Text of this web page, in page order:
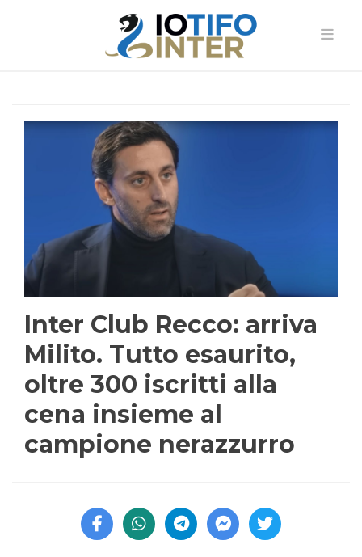
Inter Club Recco: arriva
Milito. Tutto esaurito,
oltre 300 iscritti alla
cena insieme al
campione nerazzurro